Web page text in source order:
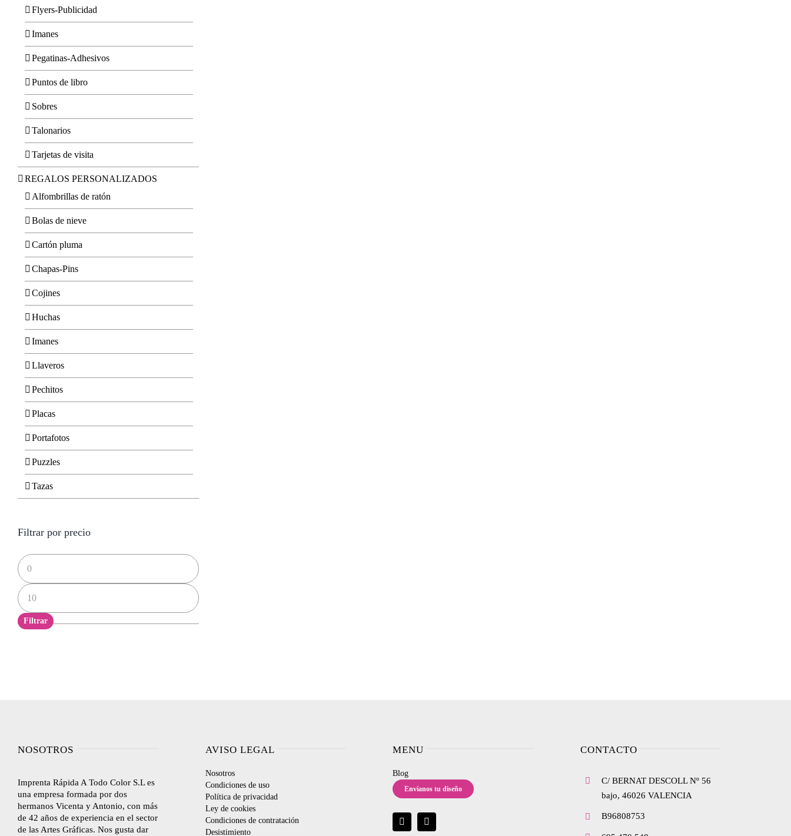
Flyers-Publicidad
Imanes
Pegatinas-Adhesivos
Puntos de libro
Sobres
Talonarios
Tarjetas de visita
REGALOS PERSONALIZADOS
Alfombrillas de ratón
Bolas de nieve
Cartón pluma
Chapas-Pins
Cojines
Huchas
Imanes
Llaveros
Pechitos
Placas
Portafotos
Puzzles
Tazas
Filtrar por precio
Precio
mínimo
Precio
máximo
Filtrar
NOSOTROS
Imprenta Rápida A Todo Color S.L es
una empresa formada por dos
hermanos Vicenta y Antonio, con más
de 42 años de experiencia en el sector
de las Artes Gráficas. Nos gusta dar
AVISO LEGAL
Nosotros
Condiciones de uso
Política de privacidad
Ley de cookies
Condiciones de contratación
Desistimiento
MENU
Blog
Envíanos tu diseño
CONTACTO
C/ BERNAT DESCOLL Nº 56
bajo, 46026 VALENCIA
B96808753